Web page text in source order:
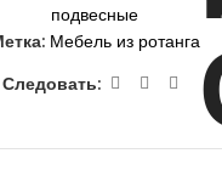
подвесные
Мебель из ротанга
Следовать: